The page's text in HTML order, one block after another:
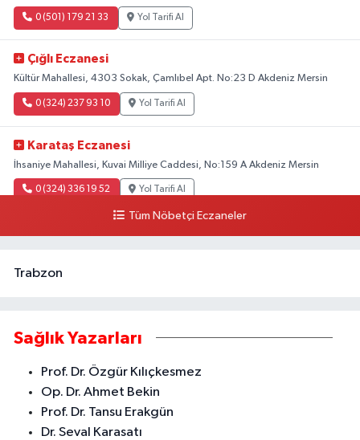
0 (501) 179 21 33 Yol Tarifi Al
Çığlı Eczanesi
Kültür Mahallesi, 4303 Sokak, Çamlıbel Apt. No:23 D Akdeniz Mersin
0 (324) 237 93 10 Yol Tarifi Al
Karataş Eczanesi
İhsaniye Mahallesi, Kuvai Milliye Caddesi, No:159 A Akdeniz Mersin
0 (324) 336 19 52 Yol Tarifi Al
Tüm Nöbetçi Eczaneler
Trabzon
Sağlık Yazarları
Prof. Dr. Özgür Kılıçkesmez
Op. Dr. Ahmet Bekin
Prof. Dr. Tansu Erakgün
Dr. Seval Karasatı